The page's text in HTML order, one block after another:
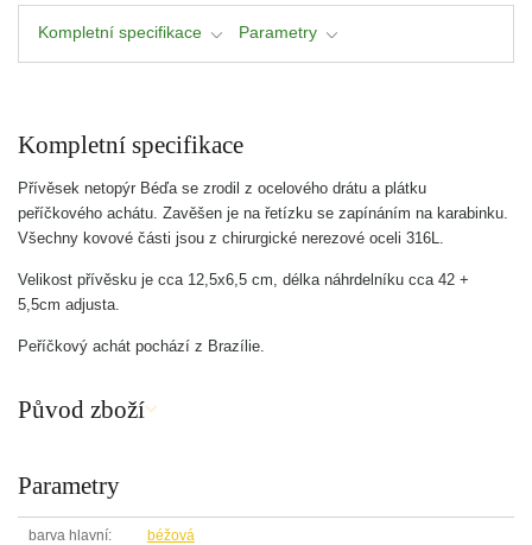
Kompletní specifikace Parametry
Kompletní specifikace
Přívěsek netopýr Béďa se zrodil z ocelového drátu a plátku
peříčkového achátu. Zavěšen je na řetízku se zapínáním na karabinku.
Všechny kovové části jsou z chirurgické nerezové oceli 316L.
Velikost přívěsku je cca 12,5x6,5 cm, délka náhrdelníku cca 42 +
5,5cm adjusta.
Peříčkový achát pochází z Brazílie.
Původ zboží
Parametry
barva hlavní béžová